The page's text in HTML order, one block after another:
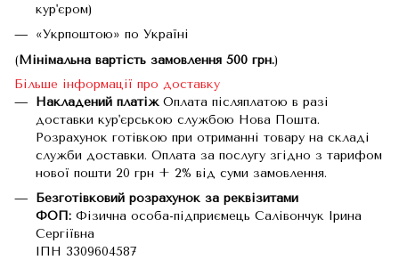
кур'єром)
«Укрпоштою» по Україні
(Мінімальна вартість замовлення 500 грн.)
Більше інформації про доставку
Накладений платіжОплата післяплатою в разі
доставки кур'єрською службою Нова Пошта.
Розрахунок готівкою при отриманні товару на складі
служби доставки. Оплата за послугу згідно з тарифом
нової пошти 20 грн + 2% від суми замовлення.
Безготівковий розрахунок за реквізитами
ФОП: Фізична особа-підприємець Салівончук Ірина
Сергіївна
ІПН 3309604587